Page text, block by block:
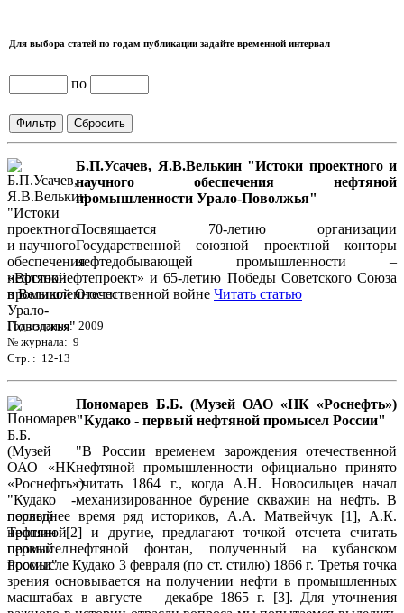
Для выбора статей по годам публикации задайте временной интервал
по
Б.П.Усачев, Я.В.Велькин "Истоки проектного и
научного обеспечения нефтяной
промышленности Урало-Поволжья"
Посвящается 70-летию организации
Государственной союзной проектной конторы
нефтедобывающей промышленности –
«Востокнефтепроект» и 65-летию Победы Советского Союза
в Великой Отечественной войне Читать статью
Год издания: 2009
№ журнала: 9
Стр. : 12-13
Пономарев Б.Б. (Музей ОАО «НК «Роснефть»)
"Кудако - первый нефтяной промысел России"
"В России временем зарождения отечественной
нефтяной промышленности официально принято
считать 1864 г., когда А.Н. Новосильцев начал
механизированное бурение скважин на нефть. В
последнее время ряд историков, А.А. Матвейчук [1], А.К.
Трошин [2] и другие, предлагают точкой отсчета считать
первый нефтяной фонтан, полученный на кубанском
промысле Кудако 3 февраля (по ст. стилю) 1866 г. Третья точка
зрения основывается на получении нефти в промышленных
масштабах в августе – декабре 1865 г. [3]. Для уточнения